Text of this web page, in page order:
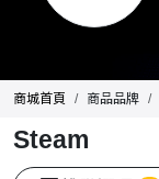
商城首頁 商品品牌
Steam